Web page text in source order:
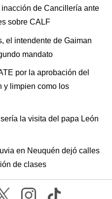
de Cancillería ante
sobre CALF
el intendente de Gaiman
mandato
por la aprobación del
y limpien como los
la visita del papa León
en Neuquén dejó calles
de clases